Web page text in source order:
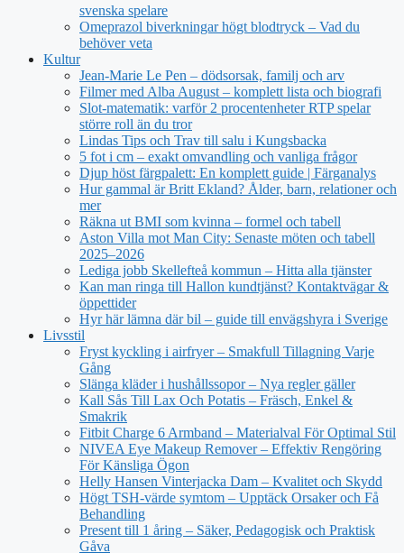
svenska spelare
Omeprazol biverkningar högt blodtryck – Vad du
behöver veta
Kultur
Jean‑Marie Le Pen – dödsorsak, familj och arv
Filmer med Alba August – komplett lista och biografi
Slot-matematik: varför 2 procentenheter RTP spelar
större roll än du tror
Lindas Tips och Trav till salu i Kungsbacka
5 fot i cm – exakt omvandling och vanliga frågor
Djup höst färgpalett: En komplett guide | Färganalys
Hur gammal är Britt Ekland? Ålder, barn, relationer och
mer
Räkna ut BMI som kvinna – formel och tabell
Aston Villa mot Man City: Senaste möten och tabell
2025–2026
Lediga jobb Skellefteå kommun – Hitta alla tjänster
Kan man ringa till Hallon kundtjänst? Kontaktvägar &
öppettider
Hyr här lämna där bil – guide till envägshyra i Sverige
Livsstil
Fryst kyckling i airfryer – Smakfull Tillagning Varje
Gång
Slänga kläder i hushållssopor – Nya regler gäller
Kall Sås Till Lax Och Potatis – Fräsch, Enkel &
Smakrik
Fitbit Charge 6 Armband – Materialval För Optimal Stil
NIVEA Eye Makeup Remover – Effektiv Rengöring
För Känsliga Ögon
Helly Hansen Vinterjacka Dam – Kvalitet och Skydd
Högt TSH-värde symtom – Upptäck Orsaker och Få
Behandling
Present till 1 åring – Säker, Pedagogisk och Praktisk
Gåva